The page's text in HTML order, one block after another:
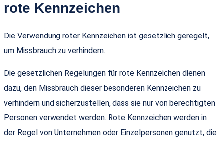
rote Kennzeichen
Die Verwendung roter Kennzeichen ist gesetzlich geregelt,
um Missbrauch zu verhindern.
Die gesetzlichen Regelungen für rote Kennzeichen dienen
dazu, den Missbrauch dieser besonderen Kennzeichen zu
verhindern und sicherzustellen, dass sie nur von berechtigten
Personen verwendet werden. Rote Kennzeichen werden in
der Regel von Unternehmen oder Einzelpersonen genutzt, die